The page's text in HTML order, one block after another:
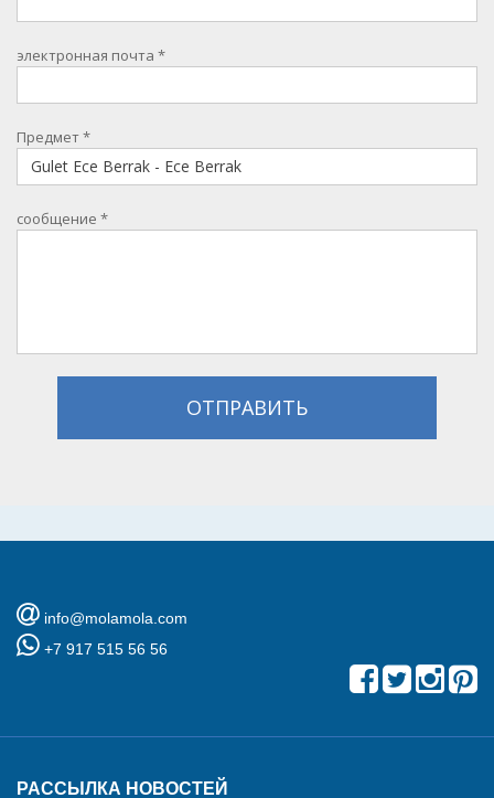
электронная почта *
Предмет*
сообщение *
ОТПРАВИТЬ
info@molamola.com
+7 917 515 56 56
РАССЫЛКА НОВОСТЕЙ